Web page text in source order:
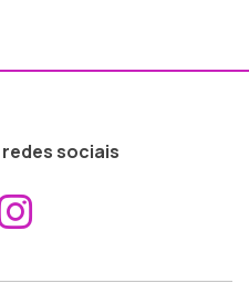
sociais
ao